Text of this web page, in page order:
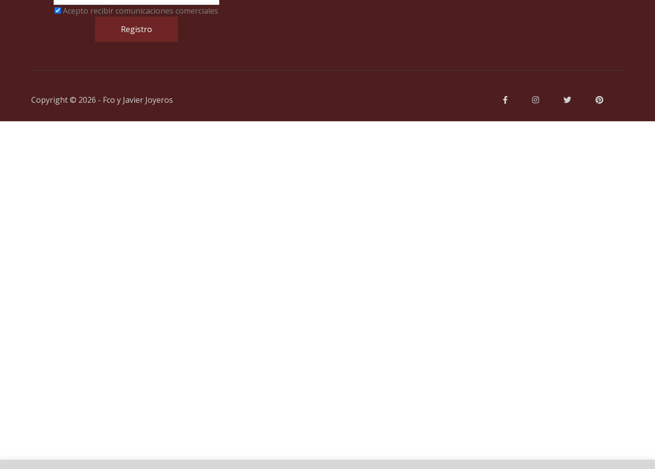
Acepto recibir comunicaciones comerciales
Copyright © 2026 - Fco y Javier Joyeros